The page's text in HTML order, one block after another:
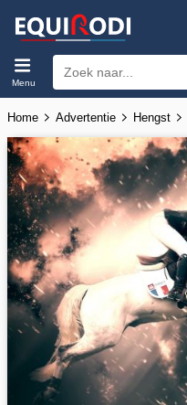
Menu
Home Advertentie Hengst